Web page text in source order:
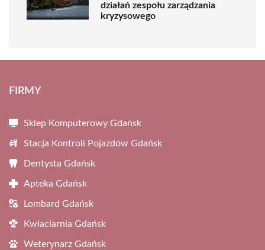
działań zespołu zarządzania
kryzysowego
FIRMY
Sklep Komputerowy Gdańsk
Stacja Kontroli Pojazdów Gdańsk
Dentysta Gdańsk
Apteka Gdańsk
Lombard Gdańsk
Kwiaciarnia Gdańsk
Weterynarz Gdańsk